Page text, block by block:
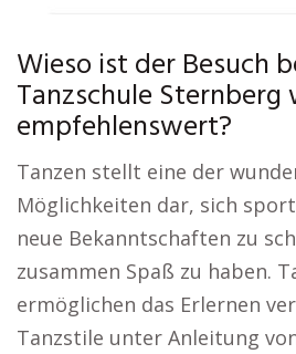
Wieso ist der Besuch
Tanzschule
empfehlenswert?
Tanzen stellt eine der
Möglichkeiten dar, sich
neue Bekanntschaften zu
zusammen Spaß zu haben.
ermöglichen das Erlernen
Tanzstile unter Anleitung